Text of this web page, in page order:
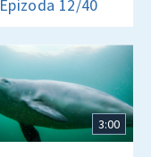
Epizoda 12/40
3:00